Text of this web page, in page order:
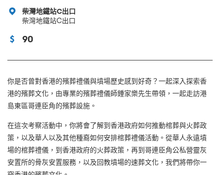
柴灣地鐵站C出口
柴灣地鐵站C出口
90
你是否曾對香港的殯葬禮儀與墳場歷史感到好奇？一起深入探索香
港的殯葬文化，由專業的殯葬禮儀師鍾家樂先生帶領，一起走訪港
島東區哥連臣角的殯葬設施。
在這次考察活動中，你將會了解到香港政府如何推動棺葬與火葬政
策，以及華人以及其他種裔如何安排棺葬禮儀活動。從華人永遠墳
場的棺葬禮儀，到香港政府的火葬政策，再到哥連臣角公私營靈灰
安置所的骨灰安置服務，以及回教墳場的速葬文化，我們將帶你一